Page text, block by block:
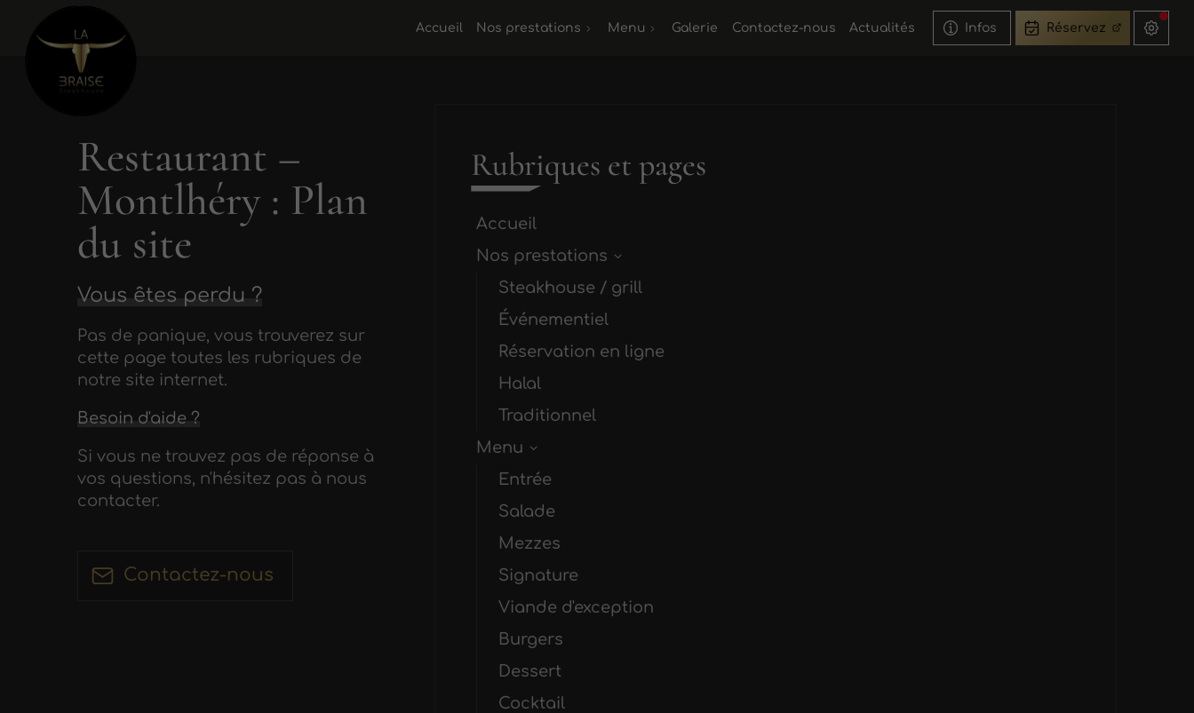
Accueil Nos prestations Menu Galerie Contactez-nous Actualités Infos Réservez
Restaurant –
Montlhéry : Plan
du site
Vous êtes perdu ?
Pas de panique, vous trouverez sur
cette page toutes les rubriques de
notre site internet.​​
Besoin d'aide ?
Si vous ne trouvez pas de réponse à
vos questions, n'hésitez pas à nous
contacter.
Contactez-nous
Rubriques et pages
Accueil
Nos prestations
Steakhouse / grill
Événementiel
Réservation en ligne
Halal
Traditionnel
Menu
Entrée
Salade
Mezzes
Signature
Viande d'exception
Burgers
Dessert
Cocktail